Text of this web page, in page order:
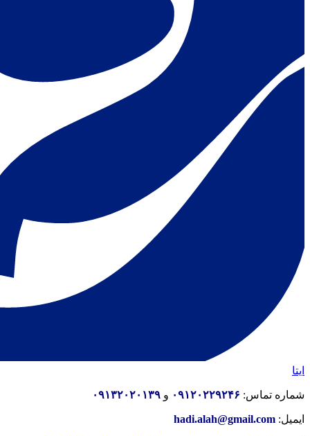
ایتا
شماره تماس: ۰۹۱۲۰۲۲۹۲۴۶ و ۰۹۱۳۲۰۲۰۱۳۹
ایمیل: hadi.alah@gmail.com